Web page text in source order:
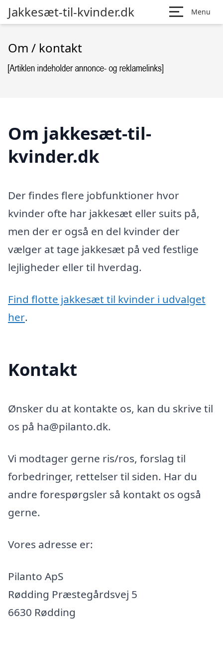
Jakkesæt-til-kvinder.dk Menu
Om / kontakt
Om jakkesæt-til-
kvinder.dk
Der findes flere jobfunktioner hvor
kvinder ofte har jakkesæt eller suits på,
men der er også en del kvinder der
vælger at tage jakkesæt på ved festlige
lejligheder eller til hverdag.
Find flotte jakkesæt til kvinder i udvalget
her.
Kontakt
Ønsker du at kontakte os, kan du skrive til
os på ha@pilanto.dk.
Vi modtager gerne ris/ros, forslag til
forbedringer, rettelser til siden. Har du
andre forespørgsler så kontakt os også
gerne.
Vores adresse er:
Pilanto ApS
Rødding Præstegårdsvej 5
6630 Rødding